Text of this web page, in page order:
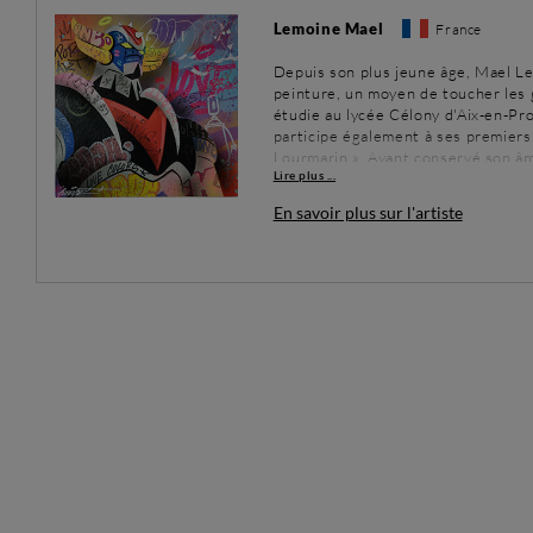
Lemoine Mael France
Depuis son plus jeune âge, Mael
peinture, un moyen de toucher
étudie au lycée Célony d'Aix-en-
participe également à ses
Lourmarin ». Ayant conservé son
faisant référence à l'enfance et
Lire plus ...
En savoir plus sur l'artiste